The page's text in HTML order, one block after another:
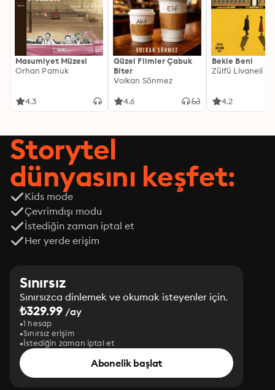
Masumiyet Müzesi
Orhan Pamuk
4.3
Güzel Filmler Çabuk
Biter
Volkan Sönmez
4.6
Bekle Beni
Zülfü Livaneli
4.2
Storytel
dünyasını keşfet:
Kids mode
Çevrimdışı modu
İstediğin zaman iptal et
Her yerde erişim
Sınırsız
Sınırsızca dinlemek ve okumak isteyenler için.
₺329.99 /ay
1 hesap
Sınırsız erişim
İstediğin zaman iptal et
Abonelik başlat